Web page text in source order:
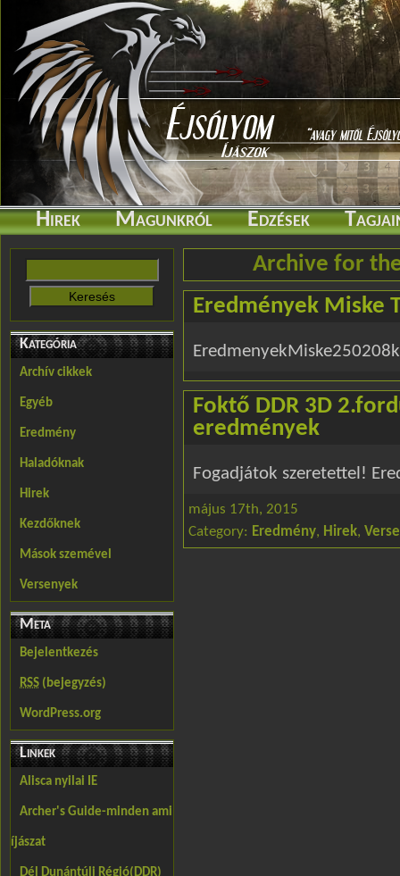
Hirek Magunkról Edzések
Kategória
Archív cikkek
Egyéb
Eredmény
Haladóknak
Hirek
Kezdőknek
Mások szemével
Versenyek
Meta
Bejelentkezés
RSS (bejegyzés)
WordPress.org
Linkek
Alisca nyilai IE
Archer's Guide-minden ami
íjászat
Dél Dunántúli Régió(DDR)
Archive for
Eredmények Miske
EredmenyekMiske250208k
Foktő DDR 3D
eredmények
Fogadjátok szeretettel!
május 17th, 2015
Category: Eredmény, Hirek,